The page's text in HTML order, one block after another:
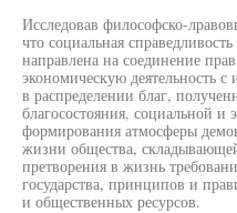
Исследовав философско-
что социальная
направлена на соединение
экономическую деятельность
в распределении благ,
благосостояния, социальной
формирования атмосферы
жизни общества,
претворения в жизнь
государства, принципов и
и общественных ресурсов.